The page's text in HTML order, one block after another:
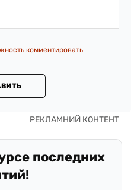
комментировать
последних